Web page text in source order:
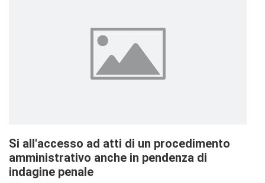
Si all'accesso ad atti di un procedimento
amministrativo anche in pendenza di
indagine penale